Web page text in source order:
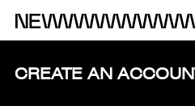
CREATE AN